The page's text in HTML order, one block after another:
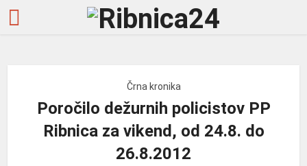
Črna kronika
Poročilo dežurnih policistov PP
Ribnica za vikend, od 24.8. do
26.8.2012